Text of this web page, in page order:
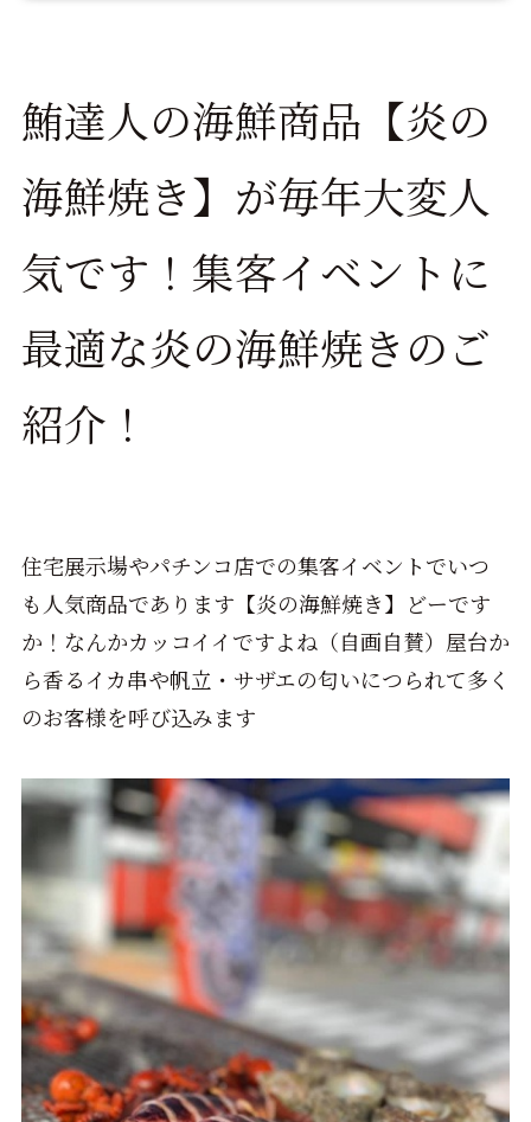
鮪達人の海鮮商品【炎の
海鮮焼き】が毎年大変人
気です！集客イベントに
最適な炎の海鮮焼きのご
紹介！
住宅展示場やパチンコ店での集客イベントでいつ
も人気商品であります【炎の海鮮焼き】どーです
か！なんかカッコイイですよね（自画自賛）屋台か
ら香るイカ串や帆立・サザエの匂いにつられて多く
のお客様を呼び込みます